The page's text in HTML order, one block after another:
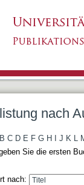
nach
B C D E F G H J K L
Sie die ersten
nach: